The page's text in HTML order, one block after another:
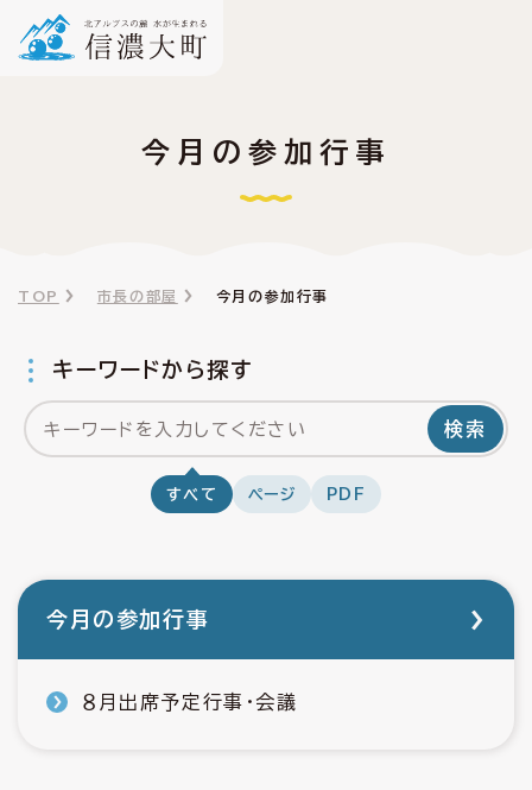
今月の参加行事
TOP 市長の部屋 今月の参加行事
キーワードから探す
検索
すべて ページ PDF
今月の参加行事
８月出席予定行事・会議